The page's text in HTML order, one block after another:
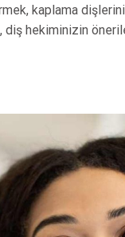
kaplama
diş hekiminizin